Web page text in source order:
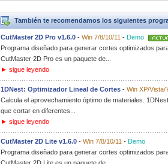
También te recomendamos los siguientes
CutMaster 2D Pro v1.6.0- Win 7/8/10/11 - Demo
Programa diseñado para generar cortes optimizados
CutMaster 2D Pro es un paquete de...
► sigue leyendo
1DNest: Optimizador Lineal de Cortes- Win XP/Vista/
Calcula el aprovechamiento óptimo de materiales.
que cortar en diferentes...
► sigue leyendo
CutMaster 2D Lite v1.6.0- Win 7/8/10/11 - Demo
Programa diseñado para generar cortes optimizados